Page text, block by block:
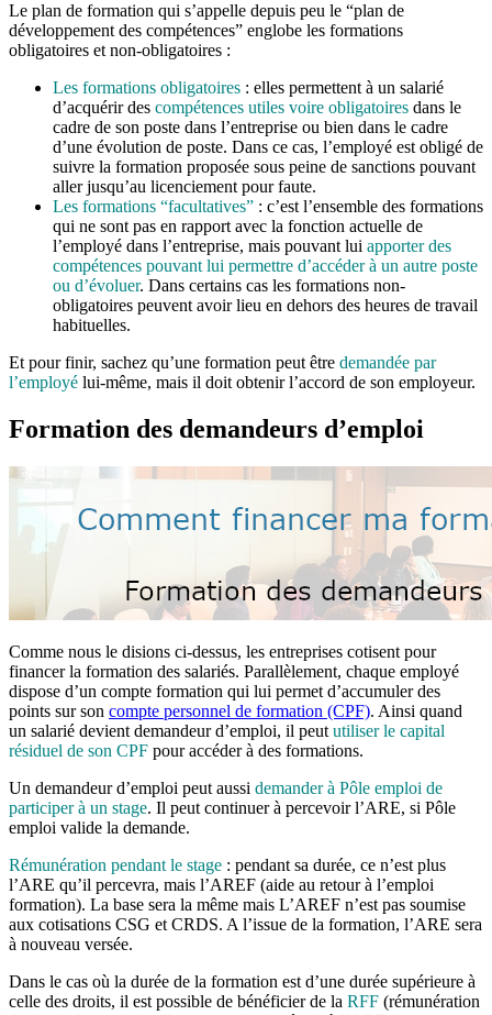
Le plan de formation qui s’appelle depuis peu le “plan de
développement des compétences” englobe les formations
obligatoires et non-obligatoires :
Les formations obligatoires : elles permettent à un salarié
d’acquérir des compétences utiles voire obligatoires dans le
cadre de son poste dans l’entreprise ou bien dans le cadre
d’une évolution de poste. Dans ce cas, l’employé est obligé de
suivre la formation proposée sous peine de sanctions pouvant
aller jusqu’au licenciement pour faute.
Les formations “facultatives” : c’est l’ensemble des formations
qui ne sont pas en rapport avec la fonction actuelle de
l’employé dans l’entreprise, mais pouvant lui apporter des
compétences pouvant lui permettre d’accéder à un autre poste
ou d’évoluer. Dans certains cas les formations non-
obligatoires peuvent avoir lieu en dehors des heures de travail
habituelles.
Et pour finir, sachez qu’une formation peut être demandée par
l’employé lui-même, mais il doit obtenir l’accord de son employeur.
Formation des demandeurs d’emploi
Comme nous le disions ci-dessus, les entreprises cotisent pour
financer la formation des salariés. Parallèlement, chaque employé
dispose d’un compte formation qui lui permet d’accumuler des
points sur son compte personnel de formation (CPF). Ainsi quand
un salarié devient demandeur d’emploi, il peut utiliser le capital
résiduel de son CPF pour accéder à des formations.
Un demandeur d’emploi peut aussi demander à Pôle emploi de
participer à un stage. Il peut continuer à percevoir l’ARE, si Pôle
emploi valide la demande.
Rémunération pendant le stage : pendant sa durée, ce n’est plus
l’ARE qu’il percevra, mais l’AREF (aide au retour à l’emploi
formation). La base sera la même mais L’AREF n’est pas soumise
aux cotisations CSG et CRDS. A l’issue de la formation, l’ARE sera
à nouveau versée.
Dans le cas où la durée de la formation est d’une durée supérieure à
celle des droits, il est possible de bénéficier de la RFF (rémunération